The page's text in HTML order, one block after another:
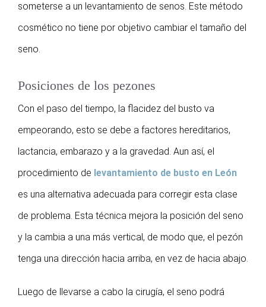
someterse a un levantamiento de senos. Este método
cosmético no tiene por objetivo cambiar el tamaño del
seno.
Posiciones de los pezones
Con el paso del tiempo, la flacidez del busto va
empeorando, esto se debe a factores hereditarios,
lactancia, embarazo y a la gravedad. Aun así, el
procedimiento de levantamiento de busto en León
es una alternativa adecuada para corregir esta clase
de problema. Esta técnica mejora la posición del seno
y la cambia a una más vertical, de modo que, el pezón
tenga una dirección hacia arriba, en vez de hacia abajo.
Luego de llevarse a cabo la cirugía, el seno podrá